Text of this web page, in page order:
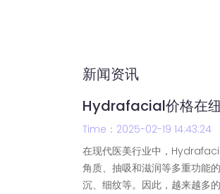
新闻资讯
Hydrafacial价格在
Time：2025-02-19 14:43:24
在现代医美行业中，
角质、抽吸和滋润等多重功能
沉、细纹等。因此，越来越多